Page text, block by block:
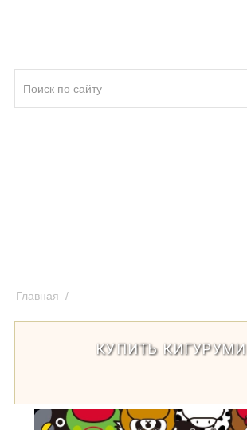
Главная /
КУПИТЬ КИГУРУМИ